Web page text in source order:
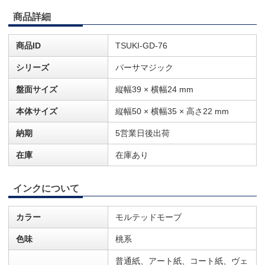
商品詳細
商品ID TSUKI-GD-76
シリーズ バーサマジック
盤面サイズ 縦幅39 × 横幅24 mm
本体サイズ 縦幅50 × 横幅35 × 高さ22 mm
納期 5営業日後出荷
在庫 在庫あり
インクについて
カラー モルテッドモーブ
色味 桃系
普通紙、アート紙、コート紙、ヴェ